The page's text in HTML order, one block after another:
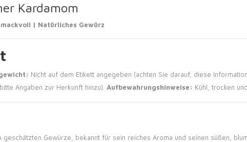
Kardamom
| Natürliches Gewürz
Nicht auf dem Etikett angegeben (achten Sie darauf, diese
Angaben zur Herkunft hinzu). Aufbewahrungshinweise: Kühl, trocken
Gewürze, bekannt für sein reiches Aroma und seinen süßen,